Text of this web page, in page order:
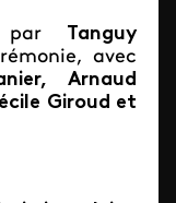
par Tanguy
avec
Arnaud
Giroud et